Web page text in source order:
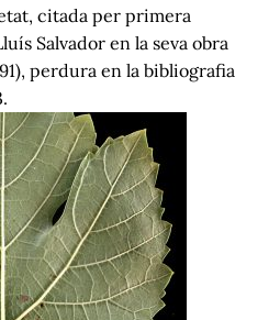
citada per primera
Salvador en la seva obra
perdura en la bibliografia